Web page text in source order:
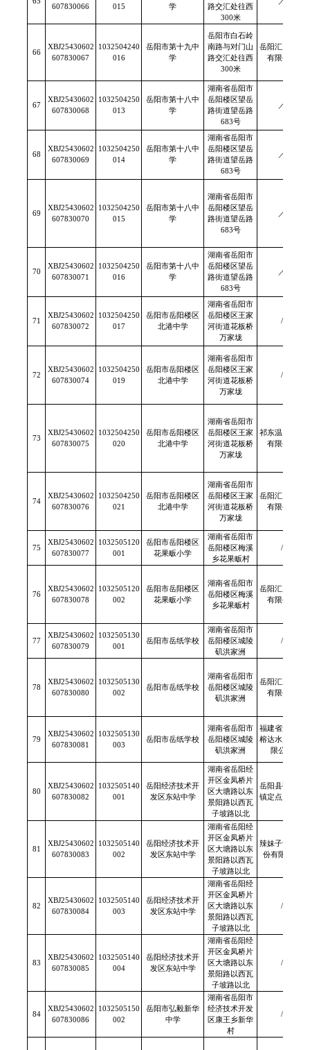
607830066 015 学
路交汇处往西
300米
66
XBJ25430602
607830067
1032504240
016
岳阳市第十九中
学
岳阳市白石岭
南路与对门山
路交汇处往西
300米
岳阳汇康食品
有限公司
67
XBJ25430602
607830068
1032504250
013
岳阳市第十八中
学
湖南省岳阳市
岳阳楼区望岳
路街道望岳路
683号
／
68
XBJ25430602
607830069
1032504250
014
岳阳市第十八中
学
湖南省岳阳市
岳阳楼区望岳
路街道望岳路
683号
／
69
XBJ25430602
607830070
1032504250
015
岳阳市第十八中
学
湖南省岳阳市
岳阳楼区望岳
路街道望岳路
683号
／
70
XBJ25430602
607830071
1032504250
016
岳阳市第十八中
学
湖南省岳阳市
岳阳楼区望岳
路街道望岳路
683号
／
71
XBJ25430602
607830072
1032504250
017
岳阳市岳阳楼区
北港中学
湖南省岳阳市
岳阳楼区王家
河街道花板桥
万家垅
/
72
XBJ25430602
607830074
1032504250
019
岳阳市岳阳楼区
北港中学
湖南省岳阳市
岳阳楼区王家
河街道花板桥
万家垅
/
73
XBJ25430602
607830075
1032504250
020
岳阳市岳阳楼区
北港中学
湖南省岳阳市
岳阳楼区王家
河街道花板桥
万家垅
祁东温氏畜牧
有限公司
74
XBJ25430602
607830076
1032504250
021
岳阳市岳阳楼区
北港中学
湖南省岳阳市
岳阳楼区王家
河街道花板桥
万家垅
岳阳汇康食品
有限公司
75
XBJ25430602
607830077
1032505120
001
岳阳市岳阳楼区
花果畈小学
湖南省岳阳市
岳阳楼区梅溪
乡花果畈村
/
76
XBJ25430602
607830078
1032505120
002
岳阳市岳阳楼区
花果畈小学
湖南省岳阳市
岳阳楼区梅溪
乡花果畈村
岳阳汇康食品
有限公司
77
XBJ25430602
607830079
1032505130
001
岳阳市岳纸学校
湖南省岳阳市
岳阳楼区城陵
矶洪家洲
/
78
XBJ25430602
607830080
1032505130
002
岳阳市岳纸学校
湖南省岳阳市
岳阳楼区城陵
矶洪家洲
岳阳汇康食品
有限公司
79
XBJ25430602
607830081
1032505130
003
岳阳市岳纸学校
湖南省岳阳市
岳阳楼区城陵
矶洪家洲
福建省连江县
榕达水产品有
限公司
80
XBJ25430602
607830082
1032505140
001
岳阳经济技术开
发区东站中学
湖南省岳阳经
开区金凤桥片
区大塘路以东
景阳路以西瓦
子坡路以北
岳阳县张谷英
镇定点屠宰点
81
XBJ25430602
607830083
1032505140
002
岳阳经济技术开
发区东站中学
湖南省岳阳经
开区金凤桥片
区大塘路以东
景阳路以西瓦
子坡路以北
辣妹子食品股
份有限公司
82
XBJ25430602
607830084
1032505140
003
岳阳经济技术开
发区东站中学
湖南省岳阳经
开区金凤桥片
区大塘路以东
景阳路以西瓦
子坡路以北
/
83
XBJ25430602
607830085
1032505140
004
岳阳经济技术开
发区东站中学
湖南省岳阳经
开区金凤桥片
区大塘路以东
景阳路以西瓦
子坡路以北
/
84
XBJ25430602
607830086
1032505150
002
岳阳市弘毅新华
中学
湖南省岳阳市
经济技术开发
区康王乡新华
村
/